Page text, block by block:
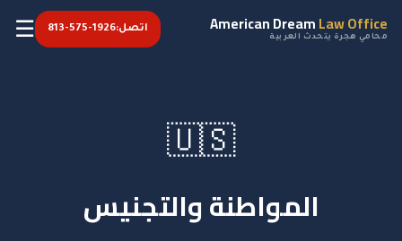
American DreamLaw Office
محامي هجرة يتحدث العربية
اتصل:813-575-1926
☰
🇺🇸
المواطنة والتجنيس